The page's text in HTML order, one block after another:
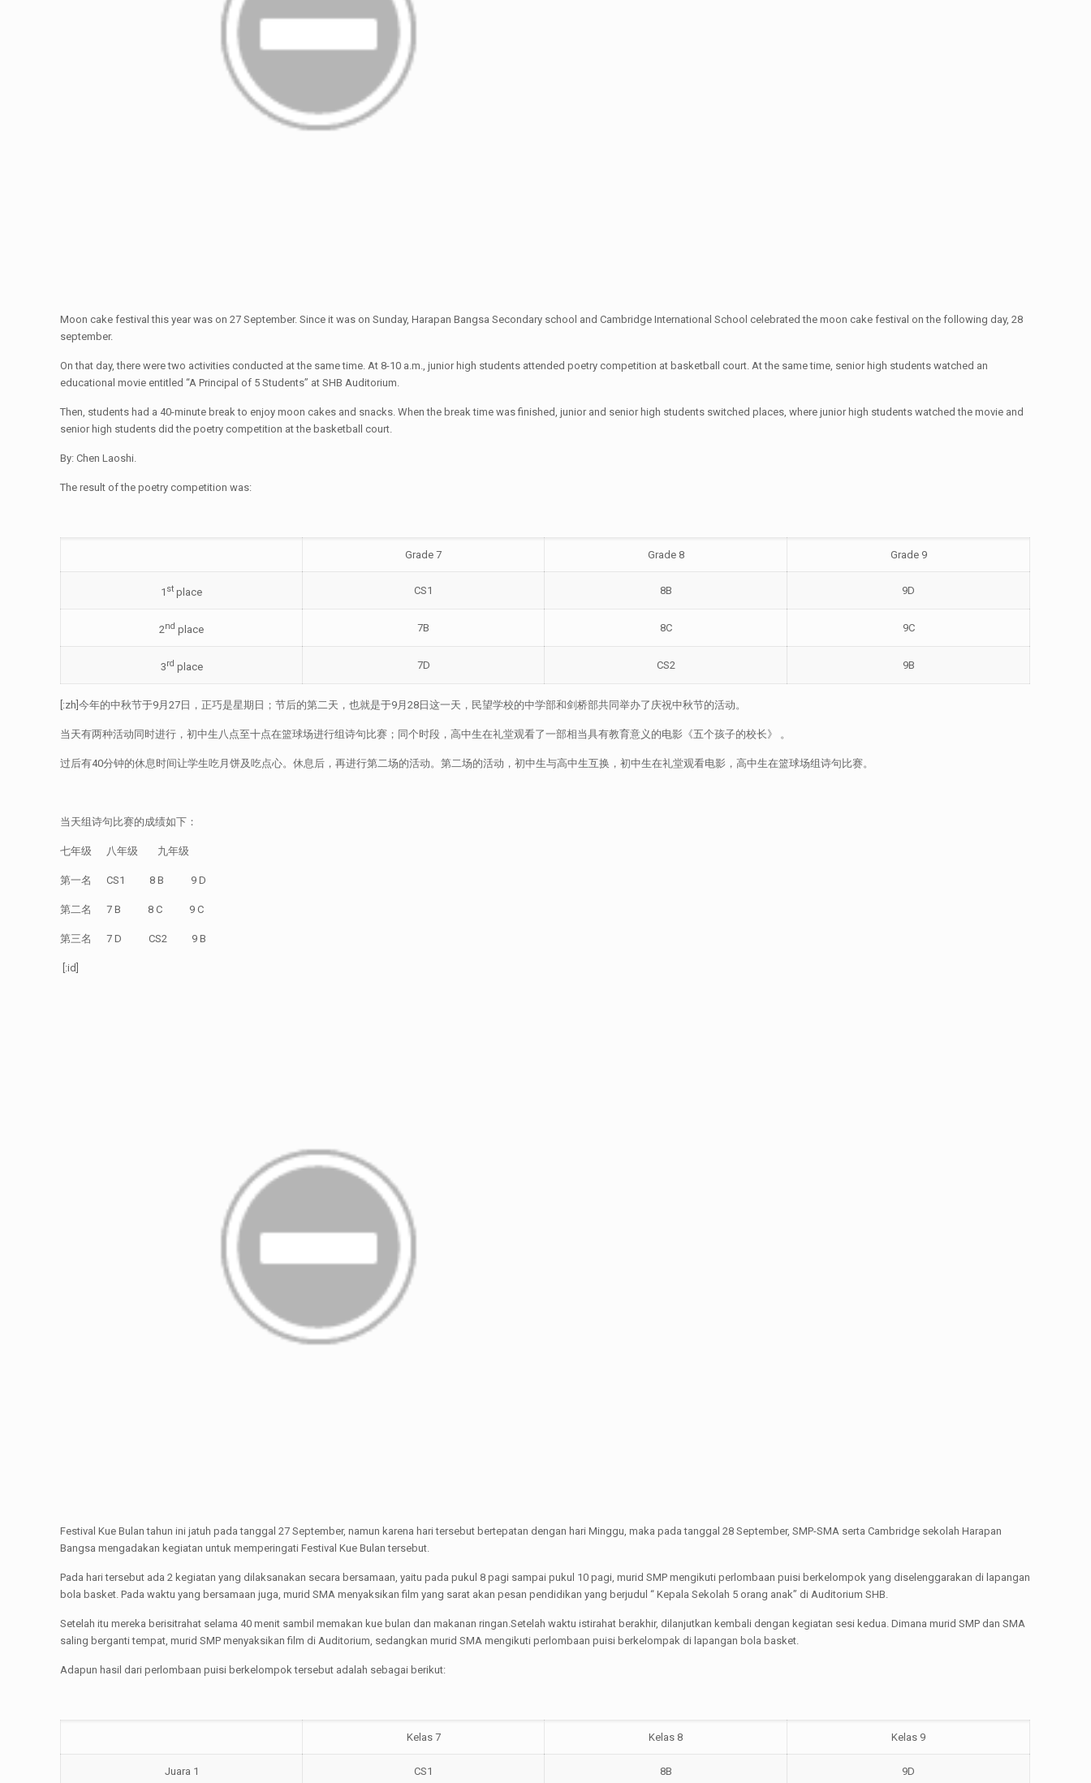
Moon cake festival this year was on 27 September. Since it was on Sunday, Harapan Bangsa Secondary school and Cambridge International School celebrated the moon cake festival on the following day, 28
september.
On that day, there were two activities conducted at the same time. At 8-10 a.m., junior high students attended poetry competition at basketball court. At the same time, senior high students watched an
educational movie entitled “A Principal of 5 Students” at SHB Auditorium.
Then, students had a 40-minute break to enjoy moon cakes and snacks. When the break time was finished, junior and senior high students switched places, where junior high students watched the movie and
senior high students did the poetry competition at the basketball court.
By: Chen Laoshi.
The result of the poetry competition was:
Grade 7 Grade 8 Grade 9
1 st place CS1 8B 9D
2nd place 7B 8C 9C
3rd place 7D CS2 9B
[:zh]今年的中秋节于9月27日，正巧是星期日；节后的第二天，也就是于9月28日这一天，民望学校的中学部和剑桥部共同举办了庆祝中秋节的活动。
当天有两种活动同时进行，初中生八点至十点在篮球场进行组诗句比赛；同个时段，高中生在礼堂观看了一部相当具有教育意义的电影《五个孩子的校长》 。
过后有40分钟的休息时间让学生吃月饼及吃点心。休息后，再进行第二场的活动。第二场的活动，初中生与高中生互换，初中生在礼堂观看电影，高中生在篮球场组诗句比赛。
当天组诗句比赛的成绩如下：
七年级 八年级 九年级
第一名 CS1 8 B 9 D
第二名 7 B 8 C 9 C
第三名 7 D CS2 9 B
[:id]
Festival Kue Bulan tahun ini jatuh pada tanggal 27 September, namun karena hari tersebut bertepatan dengan hari Minggu, maka pada tanggal 28 September, SMP-SMA serta Cambridge sekolah Harapan
Bangsa mengadakan kegiatan untuk memperingati Festival Kue Bulan tersebut.
Pada hari tersebut ada 2 kegiatan yang dilaksanakan secara bersamaan, yaitu pada pukul 8 pagi sampai pukul 10 pagi, murid SMP mengikuti perlombaan puisi berkelompok yang diselenggarakan di lapangan
bola basket. Pada waktu yang bersamaan juga, murid SMA menyaksikan film yang sarat akan pesan pendidikan yang berjudul “ Kepala Sekolah 5 orang anak” di Auditorium SHB.
Setelah itu mereka berisitrahat selama 40 menit sambil memakan kue bulan dan makanan ringan.Setelah waktu istirahat berakhir, dilanjutkan kembali dengan kegiatan sesi kedua. Dimana murid SMP dan SMA
saling berganti tempat, murid SMP menyaksikan film di Auditorium, sedangkan murid SMA mengikuti perlombaan puisi berkelompak di lapangan bola basket.
Adapun hasil dari perlombaan puisi berkelompok tersebut adalah sebagai berikut:
Kelas 7 Kelas 8 Kelas 9
Juara 1 CS1 8B 9D